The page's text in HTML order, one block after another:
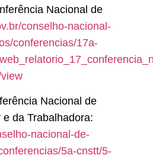
Nacional de
conselho-nacional-
conferencias/17a-
Nacional de
da Trabalhadora:
nacional-de-
5a-cnstt/5-